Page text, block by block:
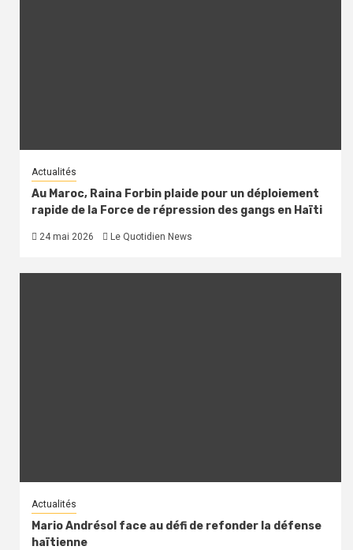
Actualités
Au Maroc, Raina Forbin plaide pour un déploiement
rapide de la Force de répression des gangs en Haïti
24 mai 2026 Le Quotidien News
Actualités
Mario Andrésol face au défi de refonder la défense
haïtienne